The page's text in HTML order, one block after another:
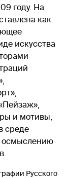
году. На
как
искусства
и мотивы,
среде
осмыслению
Русского